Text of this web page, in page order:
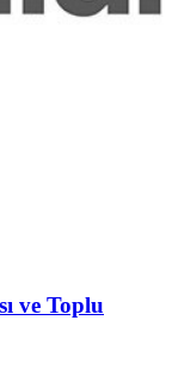
ve Toplu